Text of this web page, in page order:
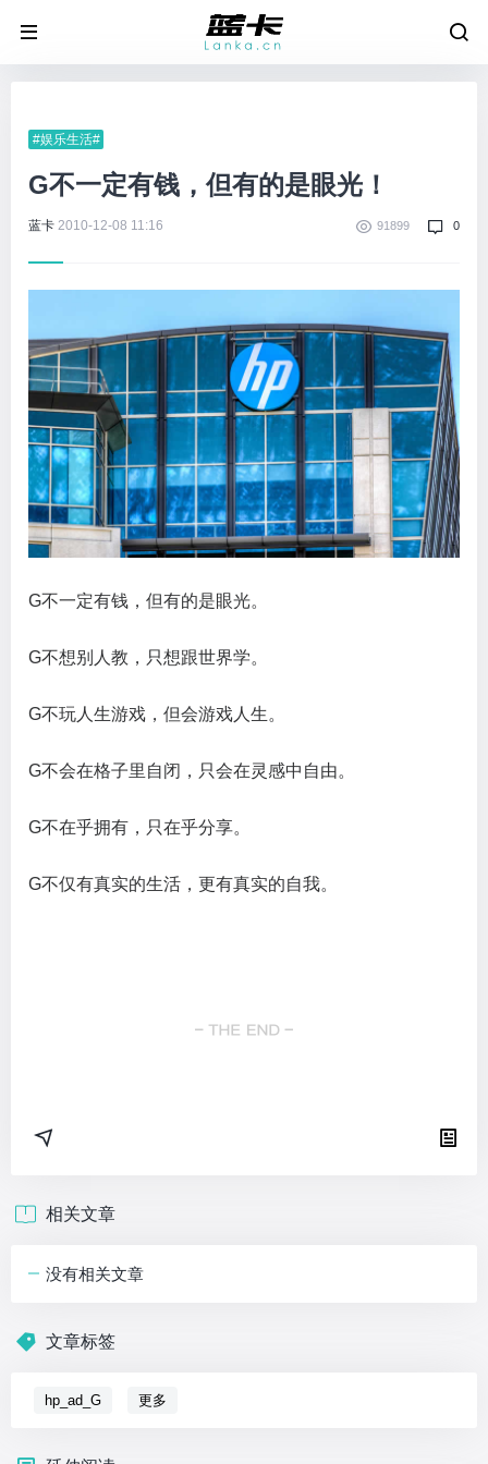
#娱乐生活#
G不一定有钱，但有的是眼光！
蓝卡 2010-12-08 11:16 91899 0
G不一定有钱，但有的是眼光。
G不想别人教，只想跟世界学。
G不玩人生游戏，但会游戏人生。
G不会在格子里自闭，只会在灵感中自由。
G不在乎拥有，只在乎分享。
G不仅有真实的生活，更有真实的自我。
相关文章
没有相关文章
文章标签
hp_ad_G 更多